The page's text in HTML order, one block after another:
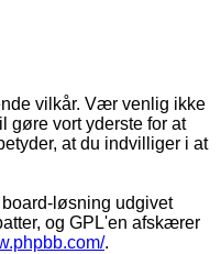
vilkår. Vær venlig ikke
gøre vort yderste for at
at du indvilliger i at
løsning udgivet
og GPL'en afskærer
.